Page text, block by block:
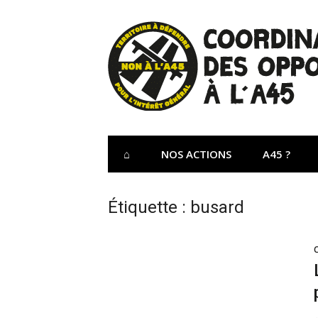
Site Officiel |
⌂ NOS ACTIONS A45 ?
Étiquette : busard